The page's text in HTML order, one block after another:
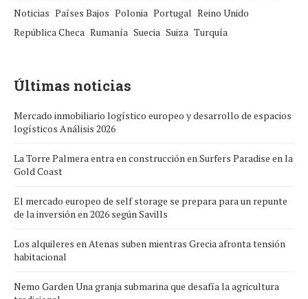
Noticias Países Bajos Polonia Portugal Reino Unido
República Checa Rumanía Suecia Suiza Turquía
Últimas noticias
Mercado inmobiliario logístico europeo y desarrollo de espacios
logísticos Análisis 2026
La Torre Palmera entra en construcción en Surfers Paradise en la
Gold Coast
El mercado europeo de self storage se prepara para un repunte
de la inversión en 2026 según Savills
Los alquileres en Atenas suben mientras Grecia afronta tensión
habitacional
Nemo Garden Una granja submarina que desafía la agricultura